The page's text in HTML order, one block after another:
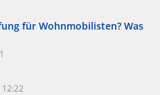
für Wohnmobilisten? Was